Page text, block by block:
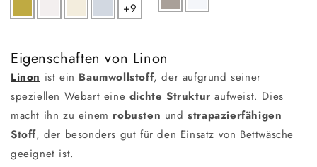
+9
Eigenschaften von Linon
Linon ist ein Baumwollstoff, der aufgrund seiner
speziellen Webart eine dichte Struktur aufweist. Dies
macht ihn zu einem robusten undstrapazierfähigen
Stoff, der besonders gut für den Einsatz von Bettwäsche
geeignet ist.